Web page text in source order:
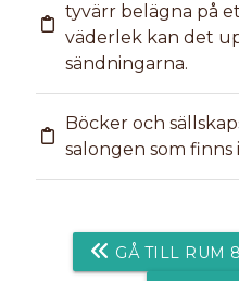
tyvärr belägna på
väderlek kan det
sändningarna.
Böcker och
salongen som
GÅ TILL RUM 8